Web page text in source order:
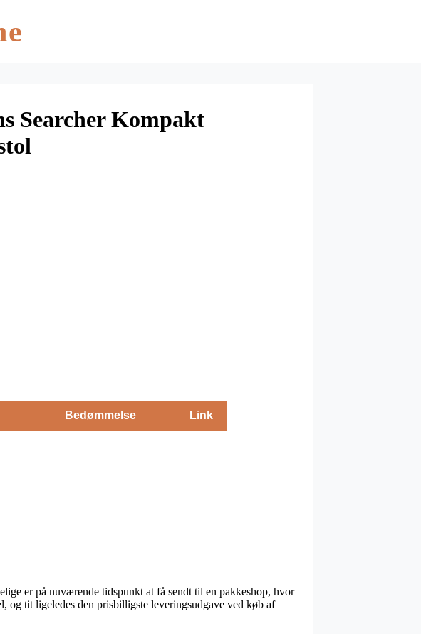
Searcher Kompakt
Bedømmelse Link
er på nuværende tidspunkt at få sendt til en pakkeshop, hvor
og tit ligeledes den prisbilligste leveringsudgave ved køb af